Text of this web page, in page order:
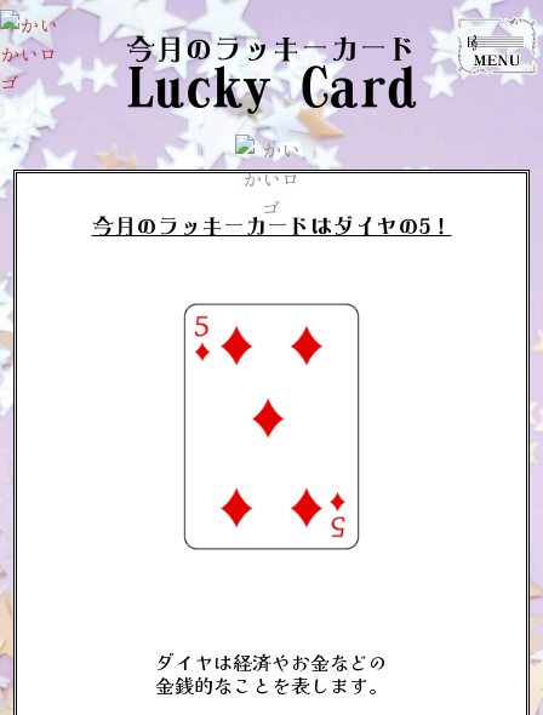
今月のラッキーカード
Lucky Card
今月のラッキーカードはダイヤの5！
ダイヤは経済やお金などの
金銭的なことを表します。